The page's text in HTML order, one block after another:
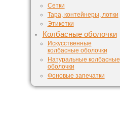
Сетки
Тара, контейнеры, лотки
Этикетки
Колбасные оболочки
Искусственные
колбасные оболочки
Натуральные колбасные
оболочки
Фоновые запечатки